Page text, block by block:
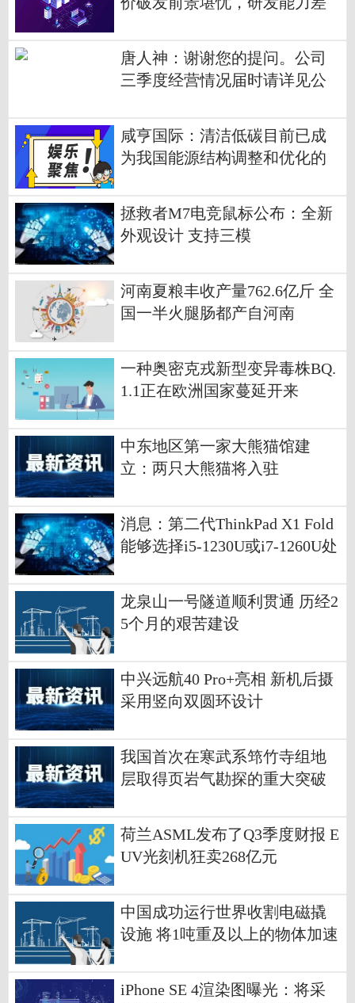
唐人神：谢谢您的提问。公司
三季度经营情况届时请详见公
野
咸亨国际：清洁低碳目前已成
为我国能源结构调整和优化的
电力系统的关键环节-焦点消息
拯救者M7电竞鼠标公布：全新
外观设计 支持三模
河南夏粮丰收产量762.6亿斤 全
国一半火腿肠都产自河南
一种奥密克戎新型变异毒株BQ.
1.1正在欧洲国家蔓延开来
中东地区第一家大熊猫馆建
立：两只大熊猫将入驻
消息：第二代ThinkPad X1 Fold
能够选择i5-1230U或i7-1260U处
龙泉山一号隧道顺利贯通 历经2
5个月的艰苦建设
中兴远航40 Pro+亮相 新机后摄
采用竖向双圆环设计
我国首次在寒武系筇竹寺组地
层取得页岩气勘探的重大突破
荷兰ASML发布了Q3季度财报 E
UV光刻机狂卖268亿元
中国成功运行世界收割电磁撬
设施 将1吨重及以上的物体加速
iPhone SE 4渲染图曝光：将采